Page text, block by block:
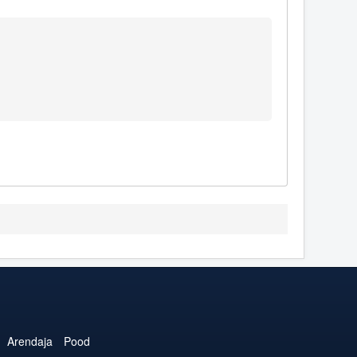
Arendaja Pood